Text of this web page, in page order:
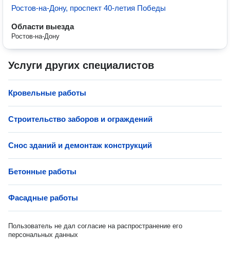
Ростов-на-Дону, проспект 40-летия Победы
Области выезда
Ростов-на-Дону
Услуги других специалистов
Кровельные работы
Строительство заборов и ограждений
Снос зданий и демонтаж конструкций
Бетонные работы
Фасадные работы
Пользователь не дал согласие на распространение его
персональных данных